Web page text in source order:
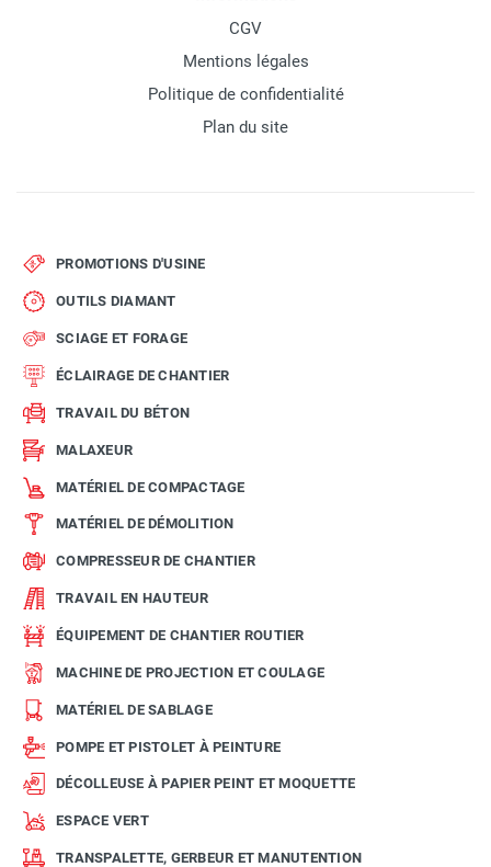
CGV
Mentions légales
Politique de confidentialité
Plan du site
PROMOTIONS D'USINE
OUTILS DIAMANT
SCIAGE ET FORAGE
ÉCLAIRAGE DE CHANTIER
TRAVAIL DU BÉTON
MALAXEUR
MATÉRIEL DE COMPACTAGE
MATÉRIEL DE DÉMOLITION
COMPRESSEUR DE CHANTIER
TRAVAIL EN HAUTEUR
ÉQUIPEMENT DE CHANTIER ROUTIER
MACHINE DE PROJECTION ET COULAGE
MATÉRIEL DE SABLAGE
POMPE ET PISTOLET À PEINTURE
DÉCOLLEUSE À PAPIER PEINT ET MOQUETTE
ESPACE VERT
TRANSPALETTE, GERBEUR ET MANUTENTION